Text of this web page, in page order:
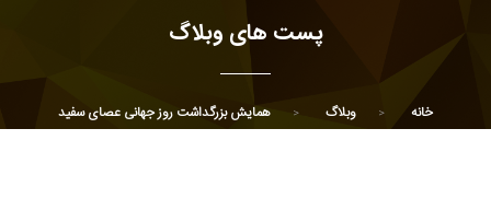
پست های وبلاگ
خانه وبلاگ همایش بزرگداشت روز جهانی عصای سفید